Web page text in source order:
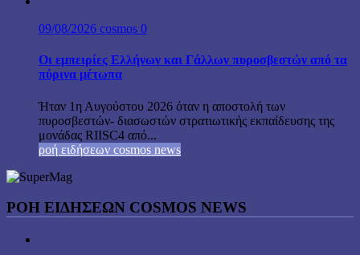
09/08/2026 cosmos 0
Οι εμπειρίες Ελλήνων και Γάλλων πυροσβεστών από τα
πύρινα μέτωπα
Ήταν 1η Αυγούστου 2026 όταν η αποστολή των
πυροσβεστών- διασωστών στρατιωτικής εκπαίδευσης της
μονάδας RIISC4 από...
ροή ειδήσεων cosmos news
ΡΟΉ ΕΙΔΉΣΕΩΝ COSMOS NEWS